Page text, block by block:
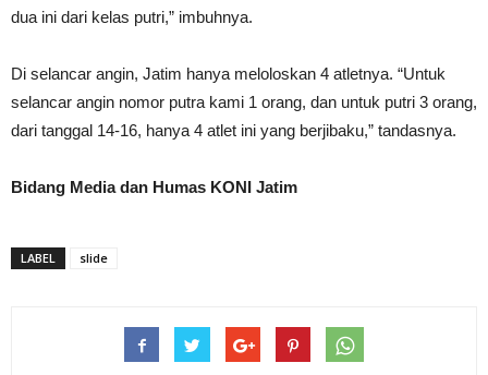
dua ini dari kelas putri,” imbuhnya.
Di selancar angin, Jatim hanya meloloskan 4 atletnya. “Untuk
selancar angin nomor putra kami 1 orang, dan untuk putri 3 orang,
dari tanggal 14-16, hanya 4 atlet ini yang berjibaku,” tandasnya.
Bidang Media dan Humas KONI Jatim
LABEL slide